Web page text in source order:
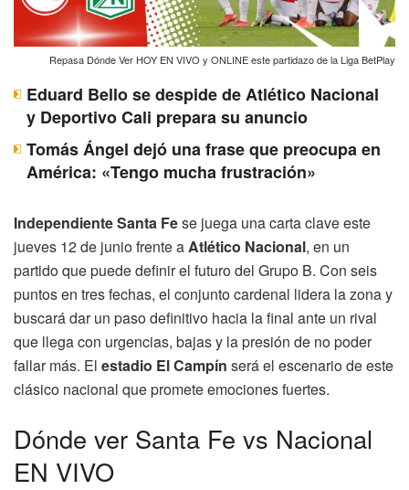
Repasa Dónde Ver HOY EN VIVO y ONLINE este partidazo de la Liga BetPlay
Eduard Bello se despide de Atlético Nacional
y Deportivo Cali prepara su anuncio
Tomás Ángel dejó una frase que preocupa en
América: «Tengo mucha frustración»
Independiente Santa Fese juega una carta clave este
jueves 12 de junio frente aAtlético Nacional, en un
partido que puede definir el futuro del Grupo B. Con seis
puntos en tres fechas, el conjunto cardenal lidera la zona y
buscará dar un paso definitivo hacia la final ante un rival
que llega con urgencias, bajas y la presión de no poder
fallar más. El estadio El Campín será el escenario de este
clásico nacional que promete emociones fuertes.
Dónde ver Santa Fe vs Nacional
EN VIVO